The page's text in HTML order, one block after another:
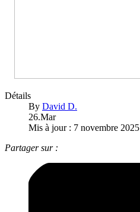
Détails
By David D.
26.Mar
Mis à jour : 7 novembre 2025
Partager sur :